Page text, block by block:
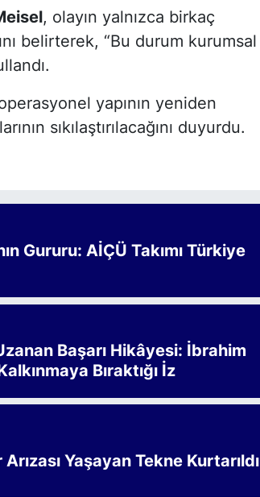
, olayın yalnızca birkaç
belirterek, “Bu durum kurumsal
yapının yeniden
sıkılaştırılacağını duyurdu.
Gururu: AİÇÜ Takımı Türkiye
Başarı Hikâyesi: İbrahim
Bıraktığı İz
Yaşayan Tekne Kurtarıldı